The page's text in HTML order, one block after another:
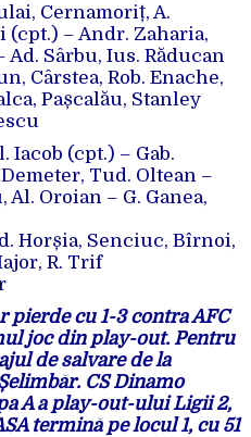
Cernamoriț, A.
(cpt.) – Andr. Zaharia,
Ad. Sârbu, Ius. Răducan
Cârstea, Rob. Enache,
Pașcalău, Stanley
Iacob (cpt.) – Gab.
Tud. Oltean –
Oroian – G. Ganea,
Horșia, Senciuc, Bîrnoi,
R. Trif
pierde cu 1-3 contra AFC
joc din play-out. Pentru
de salvare de la
CS Dinamo
A a play-out-ului Ligii 2,
termină pe locul 1, cu 51